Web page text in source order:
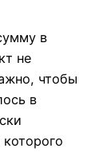
в
не
чтобы
в